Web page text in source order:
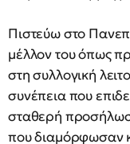
Πιστεύω στο
μέλλον του όπως
στη συλλογική
συνέπεια που
σταθερή
που διαμόρφωσαν